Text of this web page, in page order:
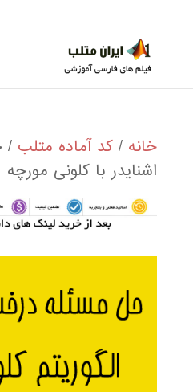
خانه / کد آماده متلب /
اشنایدر با کلونی مورچه